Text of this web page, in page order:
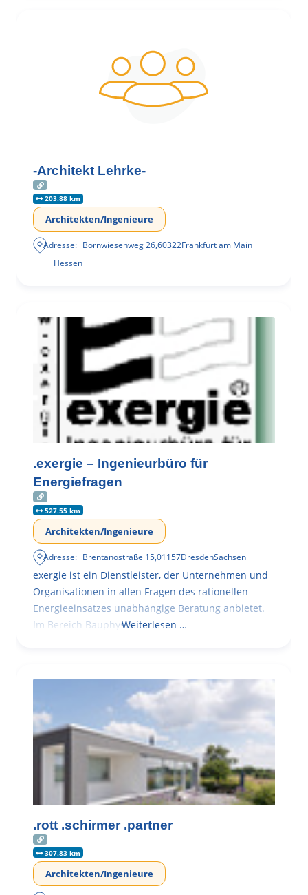
-Architekt Lehrke-
203.88 km
Architekten/Ingenieure
Adresse: Bornwiesenweg 26,60322Frankfurt am Main
Hessen
.exergie – Ingenieurbüro für
Energiefragen
527.55 km
Architekten/Ingenieure
Adresse: Brentanostraße 15,01157DresdenSachsen
exergie ist ein Dienstleister, der Unternehmen und
Organisationen in allen Fragen des rationellen
Energieeinsatzes unabhängige Beratung anbietet.
Im Bereich BauphysikWeiterlesen …
.rott .schirmer .partner
307.83 km
Architekten/Ingenieure